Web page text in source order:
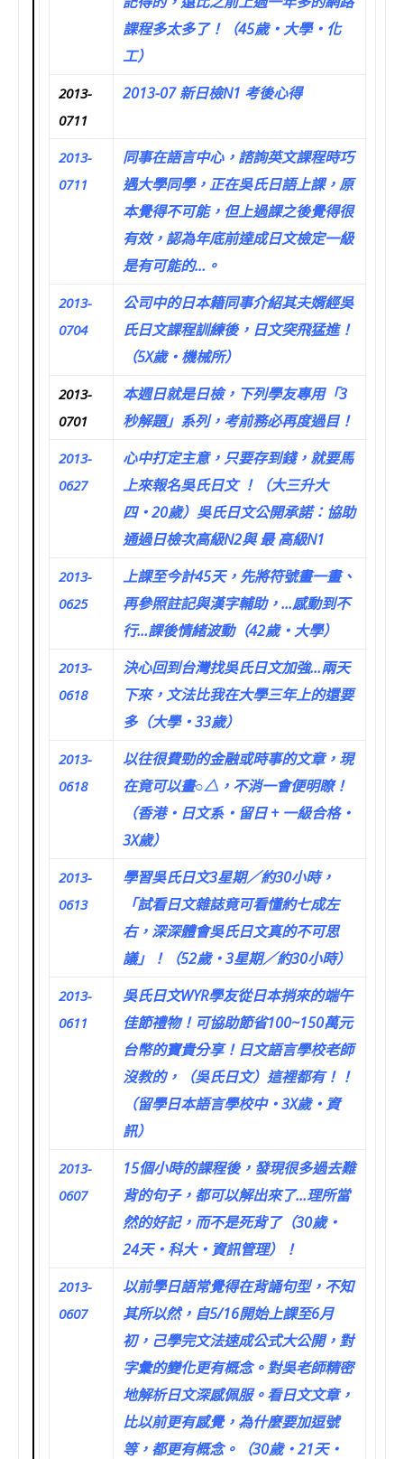
課程多太多了！（45歲‧大學‧化
工）
2013-
0711
2013-07 新日檢N1 考後心得
2013-
0711
同事在語言中心，諮詢英文課程時巧
遇大學同學，正在吳氏日語上課，原
本覺得不可能，但上過課之後覺得很
有效，認為年底前達成日文檢定一級
是有可能的…。
2013-
0704
公司中的日本籍同事介紹其夫婿經吳
氏日文課程訓練後，日文突飛猛進！
（5X歲‧機械所）
2013-
0701
本週日就是日檢，下列學友專用「3
秒解題」系列，考前務必再度過目！
2013-
0627
心中打定主意，只要存到錢，就要馬
上來報名吳氏日文 ！（大三升大
四‧20歲）吳氏日文公開承諾：協助
通過日檢次高級N2與 最 高級N1
2013-
0625
上課至今計45天，先將符號畫一畫、
再參照註記與漢字輔助，…感動到不
行…課後情緒波動（42歲‧大學）
2013-
0618
決心回到台灣找吳氏日文加強…兩天
下來，文法比我在大學三年上的還要
多（大學‧33歲）
2013-
0618
以往很費勁的金融或時事的文章，現
在竟可以畫○△，不消一會便明瞭！
（香港‧日文系‧留日 + 一級合格‧
3X歲）
2013-
0613
學習吳氏日文3星期／約30小時，
「試看日文雜誌竟可看懂約七成左
右，深深體會吳氏日文真的不可思
議」！（52歲‧3星期／約30小時）
2013-
0611
吳氏日文WYR學友從日本捎來的端午
佳節禮物！可協助節省100~150萬元
台幣的寶貴分享！日文語言學校老師
沒教的，（吳氏日文）這裡都有！！
（留學日本語言學校中‧3X歲‧資
訊）
2013-
0607
15個小時的課程後，發現很多過去難
背的句子，都可以解出來了…理所當
然的好記，而不是死背了（30歲‧
24天‧科大‧資訊管理）！
2013-
0607
以前學日語常覺得在背誦句型，不知
其所以然，自5/16開始上課至6月
初，己學完文法速成公式大公開，對
字彙的變化更有概念。對吳老師精密
地解析日文深感佩服。看日文文章，
比以前更有感覺，為什麼要加逗號
等，都更有概念。（30歲‧21天‧